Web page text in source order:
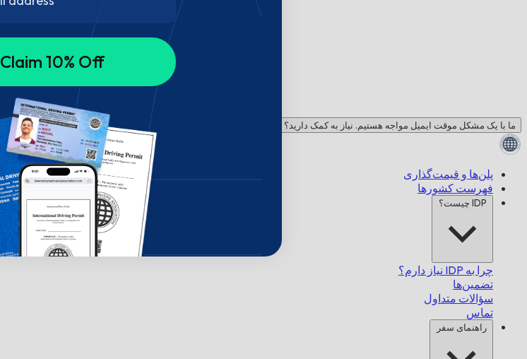
ما با یک مشکل موقت ایمیل مواجه هستیم. نیاز به کمک دارید؟ با ما چت کنید!
پلن‌ها و قیمت‌گذاری
فهرست کشورها
IDP چیست؟
چرا به IDP نیاز دارم؟
تضمین‌ها
سؤالات متداول
تماس
راهنمای سفر
Claim 10% Off